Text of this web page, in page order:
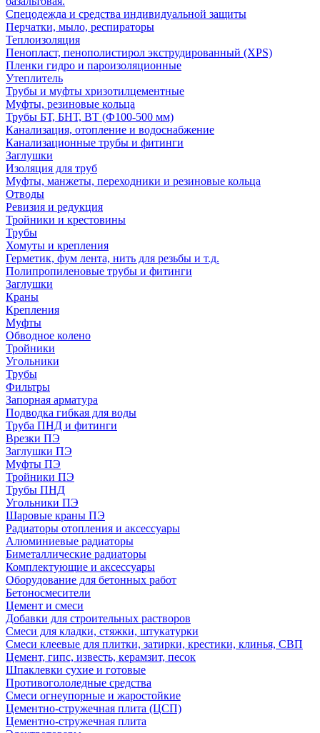
Спецодежда и средства индивидуальной защиты
Перчатки, мыло, респираторы
Теплоизоляция
Пенопласт, пенополистирол экструдированный (XPS)
Пленки гидро и пароизоляционные
Утеплитель
Трубы и муфты хризотилцементные
Муфты, резиновые кольца
Трубы БТ, БНТ, ВТ (Ф100-500 мм)
Канализация, отопление и водоснабжение
Канализационные трубы и фитинги
Заглушки
Изоляция для труб
Муфты, манжеты, переходники и резиновые кольца
Отводы
Ревизия и редукция
Тройники и крестовины
Трубы
Хомуты и крепления
Герметик, фум лента, нить для резьбы и т.д.
Полипропиленовые трубы и фитинги
Заглушки
Краны
Крепления
Муфты
Обводное колено
Тройники
Угольники
Трубы
Фильтры
Запорная арматура
Подводка гибкая для воды
Труба ПНД и фитинги
Врезки ПЭ
Заглушки ПЭ
Муфты ПЭ
Тройники ПЭ
Трубы ПНД
Угольники ПЭ
Шаровые краны ПЭ
Радиаторы отопления и аксессуары
Алюминиевые радиаторы
Биметаллические радиаторы
Комплектующие и аксессуары
Оборудование для бетонных работ
Бетоносмесители
Цемент и смеси
Добавки для строительных растворов
Смеси для кладки, стяжки, штукатурки
Смеси клеевые для плитки, затирки, крестики, клинья, СВП
Цемент, гипс, известь, керамзит, песок
Шпаклевки сухие и готовые
Противогололедные средства
Смеси огнеупорные и жаростойкие
Цементно-стружечная плита (ЦСП)
Цементно-стружечная плита